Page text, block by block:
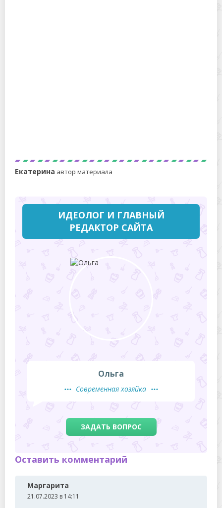
Екатерина автор материала
ИДЕОЛОГ И ГЛАВНЫЙ
РЕДАКТОР САЙТА
Ольга
Современная хозяйка
ЗАДАТЬ ВОПРОС
Оставить комментарий
Маргарита
21.07.2023 в 14:11